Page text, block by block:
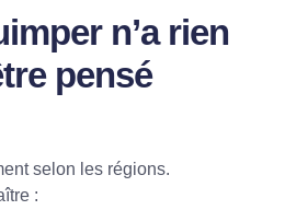
n’a rien
pensé
selon les régions.
: